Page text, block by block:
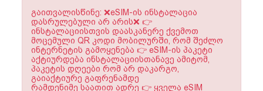
გაითვალისწინე: ❌eSIM-ის ინსტალაცია
დასრულებული არ არის❌ 👉
ინსტალაციისთვის დაასკანერე ქვემოთ
მოცემული QR კოდი მობილურში, რომ შეძლო
ინტერნეტის გამოყენება 👉 eSIM-ის პაკეტი
აქტიურდება ინსტალაციისთანავე ამიტომ,
პაკეტის დღეები რომ არ დაკარგო,
გაიაქტიურე გაფრენამდე
რამდენიმე საათით ადრე 👉 ყველა eSIM